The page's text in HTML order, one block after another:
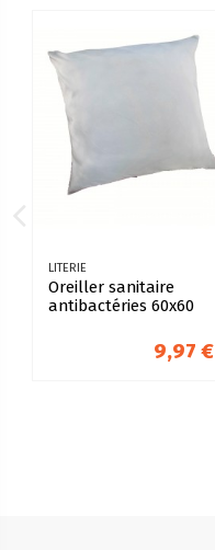
LITERIE
Oreiller sanitaire
antibactéries 60x60
9,97 €